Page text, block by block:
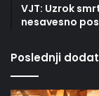
VJT: Uzrok
nesavesno
Poslednji